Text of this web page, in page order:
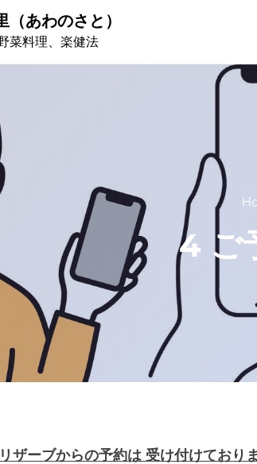
（あわのさと）
菜料理、楽健法
4 ご
ザーブからの予約は 受け付けておりま